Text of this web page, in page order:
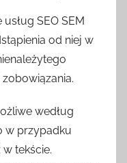
SEO SEM
od niej w
według
w przypadku
tekście.